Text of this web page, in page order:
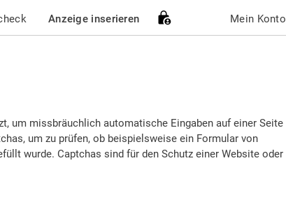
Anzeige inserieren Mein Konto
um missbräuchlich automatische Eingaben auf einer Seite
um zu prüfen, ob beispielsweise ein Formular von
wurde. Captchas sind für den Schutz einer Website oder